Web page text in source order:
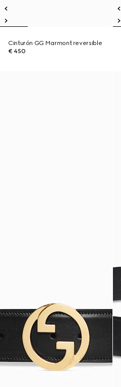
Cinturón GG Marmont reversible
€ 450